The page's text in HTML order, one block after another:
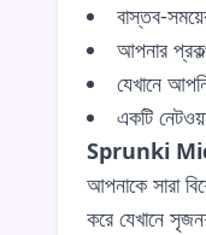
বাস্তব-
আপনার
যেখানে
একটি
Sprunki
আপনাকে সারা
করে যেখানে